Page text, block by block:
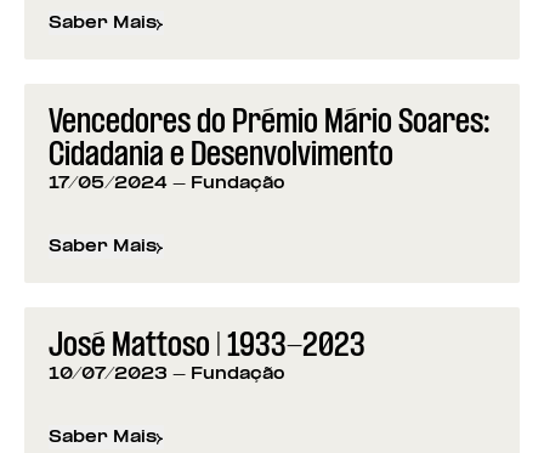
Saber Mais
sobre Programação da Fundação para os 50 anos
Vencedores do Prémio Mário Soares:
Cidadania e Desenvolvimento
17/05/2024 - Fundação
Saber Mais
sobre Vencedores do Prémio Mário Soares:
José Mattoso | 1933-2023
10/07/2023 - Fundação
Saber Mais
sobre José Mattoso | 1933-2023